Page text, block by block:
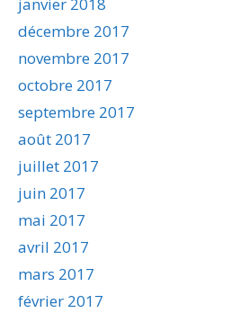
décembre 2017
novembre 2017
octobre 2017
septembre 2017
août 2017
juillet 2017
juin 2017
mai 2017
avril 2017
mars 2017
février 2017